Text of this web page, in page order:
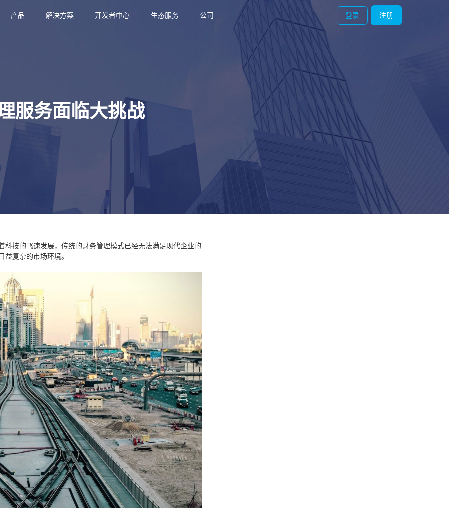
产品 解决方案 开发者中心 生态服务 公司 登录 注册
服务面临大挑战
科技的飞速发展，传统的财务管理模式已经无法满足现代企业的
复杂的市场环境。